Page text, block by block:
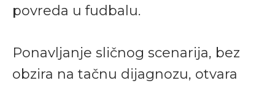
povreda u fudbalu.
Ponavljanje sličnog scenarija, bez
obzira na tačnu dijagnozu, otvara